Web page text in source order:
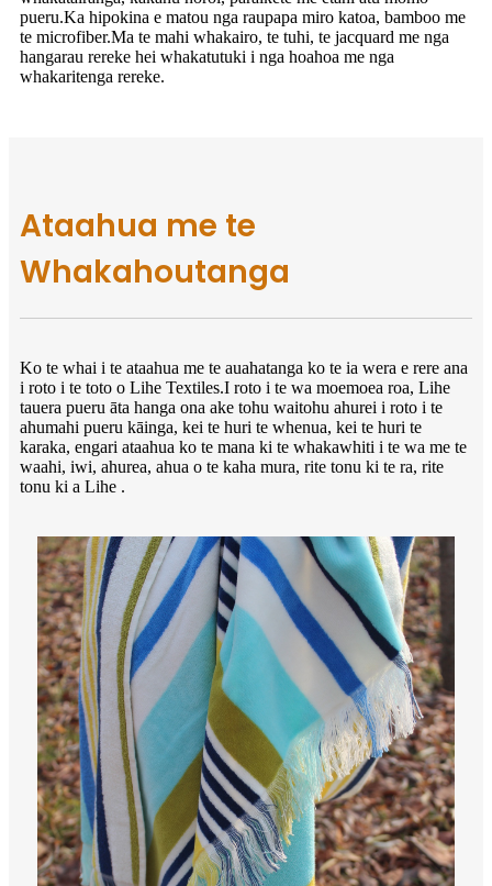
pueru.Ka hipokina e matou nga raupapa miro katoa, bamboo me
te microfiber.Ma te mahi whakairo, te tuhi, te jacquard me nga
hangarau rereke hei whakatutuki i nga hoahoa me nga
whakaritenga rereke.
Ataahua me te
Whakahoutanga
Ko te whai i te ataahua me te auahatanga ko te ia wera e rere ana
i roto i te toto o Lihe Textiles.I roto i te wa moemoea roa, Lihe
tauera pueru āta hanga ona ake tohu waitohu ahurei i roto i te
ahumahi pueru kāinga, kei te huri te whenua, kei te huri te
karaka, engari ataahua ko te mana ki te whakawhiti i te wa me te
waahi, iwi, ahurea, ahua o te kaha mura, rite tonu ki te ra, rite
tonu ki a Lihe .